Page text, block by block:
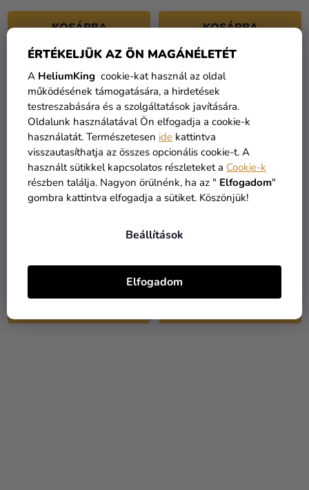
ÉRTÉKELJÜK AZ ÖN MAGÁNÉLETÉT
A HeliumKing cookie-kat használ az oldal
működésének támogatására, a hirdetések
testreszabására és a szolgáltatások javítására.
Oldalunk használatával Ön elfogadja a cookie-k
használatát. Természetesen ide kattintva
visszautasíthatja az összes opcionális cookie-t. A
használt sütikkel kapcsolatos részleteket a Cookie-k
részben találja. Nagyon örülnénk, ha az " Elfogadom"
gombra kattintva elfogadja a sütiket. Köszönjük!
Beállítások
Elfogadom
KOSÁRBA KOSÁRBA
tányérok - Minyonok 8
ml
390 Ft